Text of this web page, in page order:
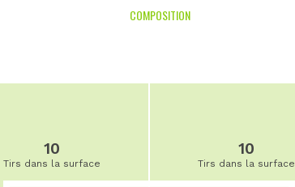
COMPOSITION
10
Tirs dans la surface
10
Tirs dans la surface